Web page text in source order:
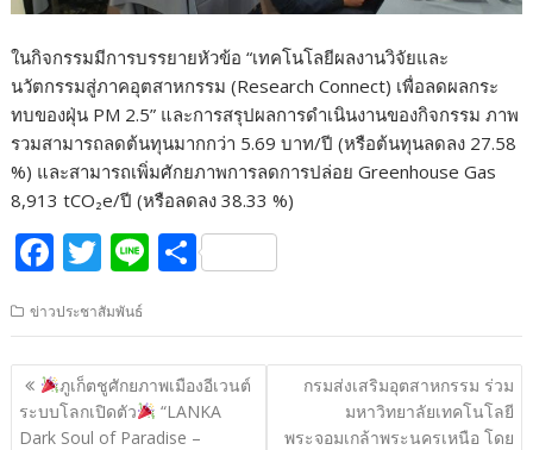
ในกิจกรรมมีการบรรยายหัวข้อ “เทคโนโลยีผลงานวิจัยและ
นวัตกรรมสู่ภาคอุตสาหกรรม (Research Connect) เพื่อลดผลกระ
ทบของฝุ่น PM 2.5” และการสรุปผลการดำเนินงานของกิจกรรม ภาพ
รวมสามารถลดต้นทุนมากกว่า 5.69 บาท/ปี (หรือต้นทุนลดลง 27.58
%) และสามารถเพิ่มศักยภาพการลดการปล่อย Greenhouse Gas
8,913 tCO₂e/ปี (หรือลดลง 38.33 %)
F
e
b
o
T
itt
er
Li
e
S
ar
e
ข่าวประชาสัมพันธ์
แนะแนว
เรื่อง
ภูเก็ตชูศักยภาพเมืองอีเวนต์
ระบบโลกเปิดตัว
“LANKA
Dark Soul of Paradise –
กรมส่งเสริมอุตสาหกรรม ร่วม
มหาวิทยาลัยเทคโนโลยี
พระจอมเกล้าพระนครเหนือ โดย